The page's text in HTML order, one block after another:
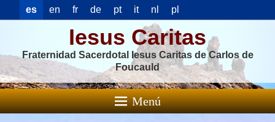
es en fr de pt it nl pl
Iesus Caritas
Fraternidad Sacerdotal Iesus Caritas de Carlos de
Foucauld
Menú